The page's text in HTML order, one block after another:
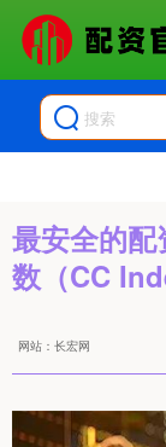
最安全的
数（CC
网站：长宏网